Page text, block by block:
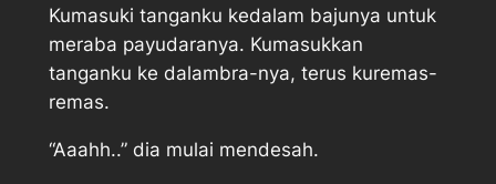
Kumasuki tanganku kedalam bajunya untuk
meraba payudaranya. Kumasukkan
tanganku ke dalambra-nya, terus kuremas-
remas.
“Aaahh..” dia mulai mendesah.